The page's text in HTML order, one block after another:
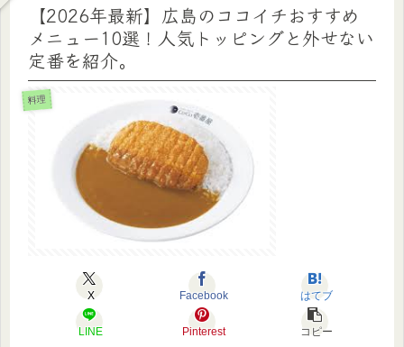
【2026年最新】広島のココイチおすすめ
メニュー10選！人気トッピングと外せない
定番を紹介。
料理
X Facebook はてブ
LINE Pinterest コピー